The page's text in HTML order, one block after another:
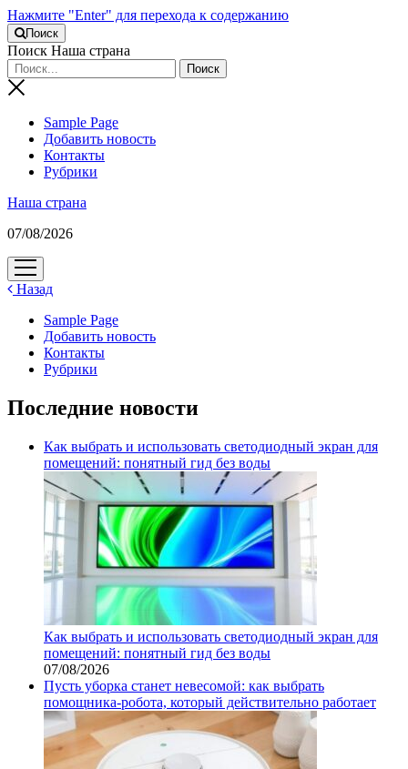
Нажмите "Enter" для перехода к содержанию
Поиск
Поиск Наша страна
Sample Page
Добавить новость
Контакты
Рубрики
Наша страна
07/08/2026
открыть
меню
Назад
Sample Page
Добавить новость
Контакты
Рубрики
Последние новости
Как выбрать и использовать светодиодный экран для
помещений: понятный гид без воды
Как выбрать и использовать светодиодный экран для
помещений: понятный гид без воды
07/08/2026
Пусть уборка станет невесомой: как выбрать
помощника‑робота, который действительно работает